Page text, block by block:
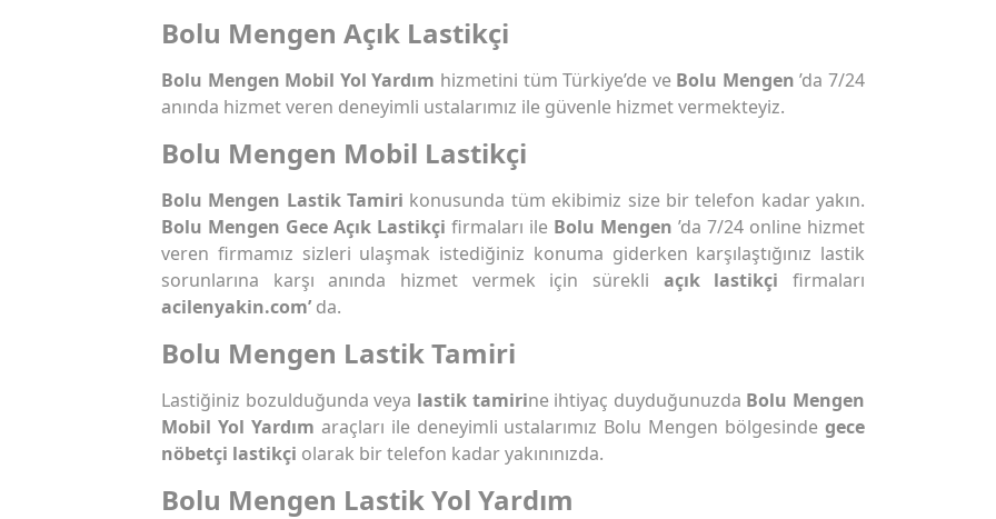
Bolu Mengen Açık Lastikçi
Bolu Mengen Mobil Yol Yardım hizmetini tüm Türkiye’de ve Bolu Mengen’da 7/24
anında hizmet veren deneyimli ustalarımız ile güvenle hizmet vermekteyiz.
Bolu Mengen Mobil Lastikçi
Bolu Mengen Lastik Tamiri konusunda tüm ekibimiz size bir telefon kadar yakın.
Bolu Mengen Gece Açık Lastikçi firmaları ile Bolu Mengen ’da 7/24 online hizmet
veren firmamız sizleri ulaşmak istediğiniz konuma giderken karşılaştığınız lastik
sorunlarına karşı anında hizmet vermek için sürekli açık lastikçi firmaları
acilenyakin.com’ da.
Bolu Mengen Lastik Tamiri
Lastiğiniz bozulduğunda veya lastik tamirine ihtiyaç duyduğunuzda Bolu Mengen
Mobil Yol Yardım araçları ile deneyimli ustalarımız Bolu Mengen bölgesindegece
nöbetçi lastikçi olarak bir telefon kadar yakınınızda.
Bolu Mengen Lastik Yol Yardım